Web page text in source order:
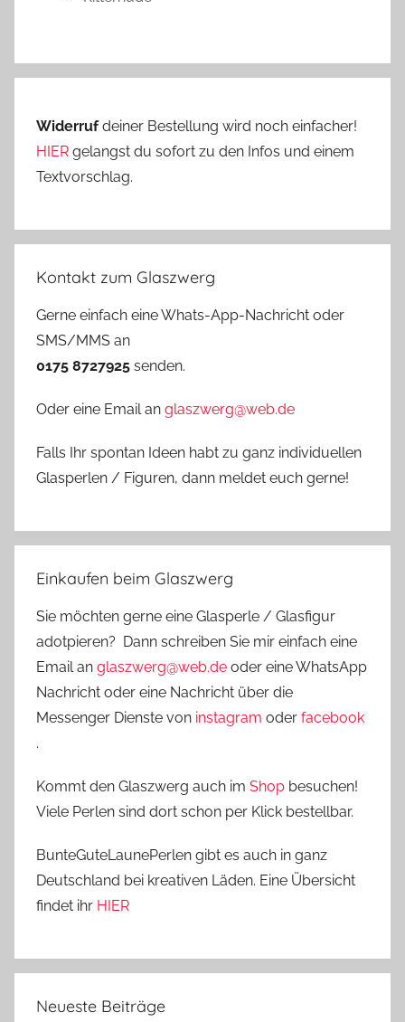
Widerrufdeiner Bestellung wird noch einfacher!
HIER gelangst du sofort zu den Infos und einem
Textvorschlag.
Kontakt zum Glaszwerg
Gerne einfach eine Whats-App-Nachricht oder
SMS/MMS an
0175 8727925 senden.
Oder eine Email an glaszwerg@web.de
Falls Ihr spontan Ideen habt zu ganz individuellen
Glasperlen / Figuren, dann meldet euch gerne!
Einkaufen beim Glaszwerg
Sie möchten gerne eine Glasperle / Glasfigur
adotpieren? Dann schreiben Sie mir einfach eine
Email an glaszwerg@web.de oder eine WhatsApp
Nachricht oder eine Nachricht über die
Messenger Dienste von instagram oder facebook
.
Kommt den Glaszwerg auch im Shop besuchen!
Viele Perlen sind dort schon per Klick bestellbar.
BunteGuteLaunePerlen gibt es auch in ganz
Deutschland bei kreativen Läden. Eine Übersicht
findet ihr HIER
Neueste Beiträge